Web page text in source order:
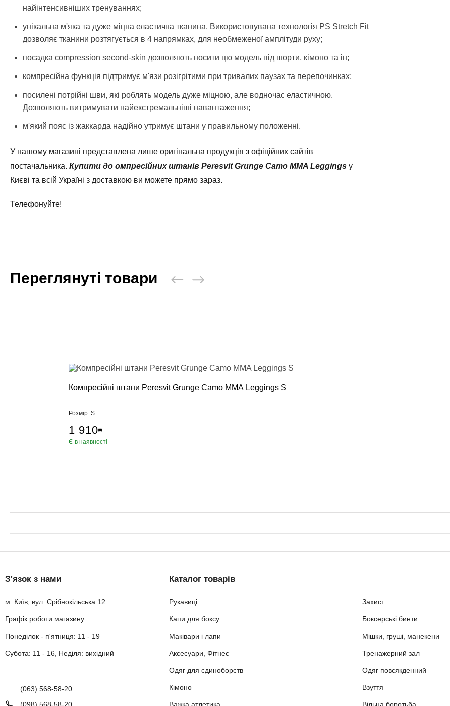
найінтенсивніших тренуваннях;
унікальна м'яка та дуже міцна еластична тканина. Використовувана технологія PS Stretch Fit
дозволяє тканини розтягується в 4 напрямках, для необмеженої амплітуди руху;
посадка compression second-skin дозволяють носити цю модель під шорти, кімоно та ін;
компресійна функція підтримує м'язи розігрітими при тривалих паузах та перепочинках;
посилені потрійні шви, які роблять модель дуже міцною, але водночас еластичною.
Дозволяють витримувати найекстремальніші навантаження;
м'який пояс із жаккарда надійно утримує штани у правильному положенні.
У нашому магазині представлена лише оригінальна продукція з офіційних сайтів
постачальника. Купити до омпресійних штанів Peresvit Grunge Camo MMA Leggings у
Києві та всій Україні з доставкою ви можете прямо зараз.
Телефонуйте!
Переглянуті товари
Компресійні штани Peresvit Grunge Camo MMA Leggings S
Розмір: S
1 910₴
Є в наявності
З'язок з нами
м. Київ, вул. Срібнокільська 12
Графік роботи магазину
Понеділок - п'ятниця: 11 - 19
Субота: 11 - 16, Неділя: вихідний
(063) 568-58-20
Каталог товарів
Рукавиці Захист
Капи для боксу Боксерські бинти
Маківари і лапи Мішки, груші, манекени
Аксесуари, Фітнес Тренажерний зал
Одяг для єдиноборств Одяг повсякденний
Кімоно Взуття